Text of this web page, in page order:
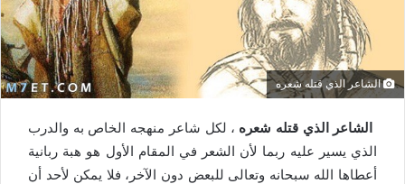
الشاعر الذي قتله شعره
الشاعر الذي قتله شعره ، لكل شاعر منهجه الخاص به والدرب
الذي يسير عليه ربما لأن الشعر في المقام الأول هو هبة ربانية
أعطاها الله سبحانه وتعالى للبعض دون الآخر، فلا يمكن لأحد أن